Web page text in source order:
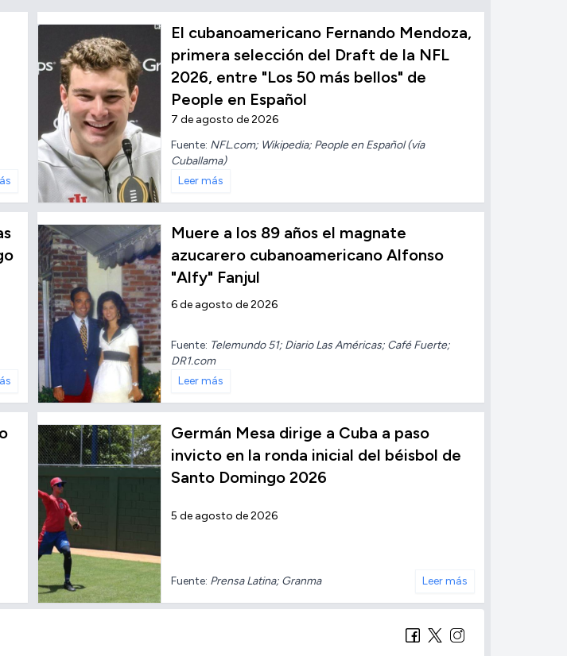
El cubanoamericano Fernando Mendoza,
primera selección del Draft de la NFL
2026, entre "Los 50 más bellos" de
People en Español
7 de agosto de 2026
Fuente: NFL.com; Wikipedia; People en Español (vía
Cuballama)
Leer más
Muere a los 89 años el magnate
azucarero cubanoamericano Alfonso
"Alfy" Fanjul
6 de agosto de 2026
Fuente: Telemundo 51; Diario Las Américas; Café Fuerte;
DR1.com
Leer más
Germán Mesa dirige a Cuba a paso
invicto en la ronda inicial del béisbol de
Santo Domingo 2026
5 de agosto de 2026
Fuente: Prensa Latina; Granma Leer más